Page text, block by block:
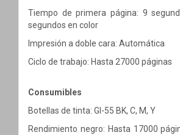
Tiempo de primera página: 9
segundos en color
Impresión a doble cara: Automática
Ciclo de trabajo: Hasta 27000 páginas
Consumibles
Botellas de tinta: GI-55 BK, C, M, Y
Rendimiento negro: Hasta 17000